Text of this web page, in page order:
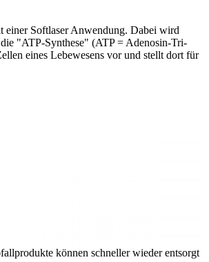
einer Softlaser Anwendung. Dabei wird
"ATP-Synthese" (ATP = Adenosin-Tri-
eines Lebewesens vor und stellt dort für
können schneller wieder entsorgt